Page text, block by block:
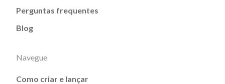
Perguntas frequentes
Blog
Navegue
Como criar e lançar